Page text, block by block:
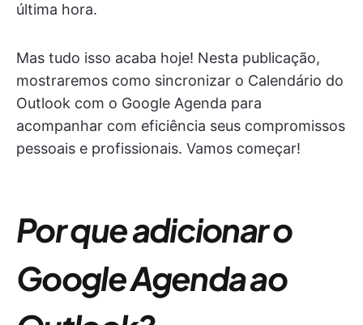
última hora.
Mas tudo isso acaba hoje! Nesta publicação,
mostraremos como sincronizar o Calendário do
Outlook com o Google Agenda para
acompanhar com eficiência seus compromissos
pessoais e profissionais. Vamos começar!
Por que adicionar o
Google Agenda ao